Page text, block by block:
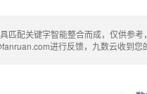
匹配关键字智能整合而成，仅供参
进行反馈，九数云收到您